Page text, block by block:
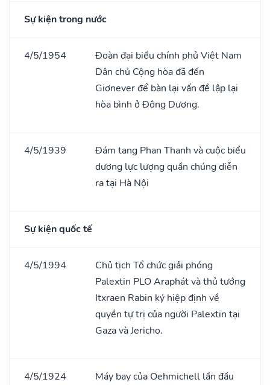
Sự kiện trong nước
4/5/1954
Đoàn đại biểu chính phủ Việt Nam
Dân chủ Cộng hòa đã đến
Giơnever để bàn lại vấn đề lập lại
hòa bình ở Đông Dương.
4/5/1939
Đám tang Phan Thanh và cuộc biểu
dương lực lượng quần chúng diễn
ra tại Hà Nội
Sự kiện quốc tế
4/5/1994
Chủ tịch Tổ chức giải phóng
Palextin PLO Araphát và thủ tướng
Itxraen Rabin ký hiệp định về
quyền tự trị của người Palextin tại
Gaza và Jericho.
4/5/1924
Máy bay của Oehmichell lần đầu